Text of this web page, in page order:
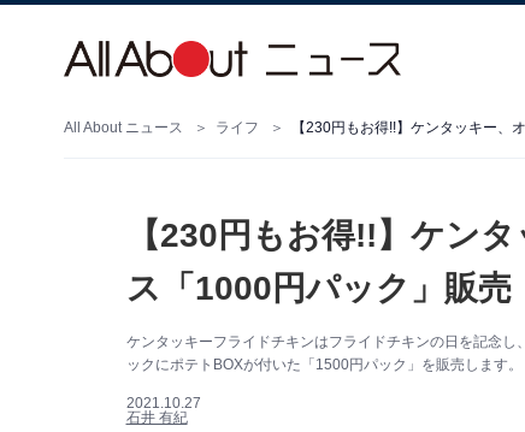
All About ニュース ライフ 【230円もお得!!】ケンタッキー、
【230円もお得!!】ケン
ス「1000円パック」販売
ケンタッキーフライドチキンはフライドチキンの日を記念
ックにポテトBOXが付いた「1500円パック」を販売します。
2021.10.27
石井 有紀